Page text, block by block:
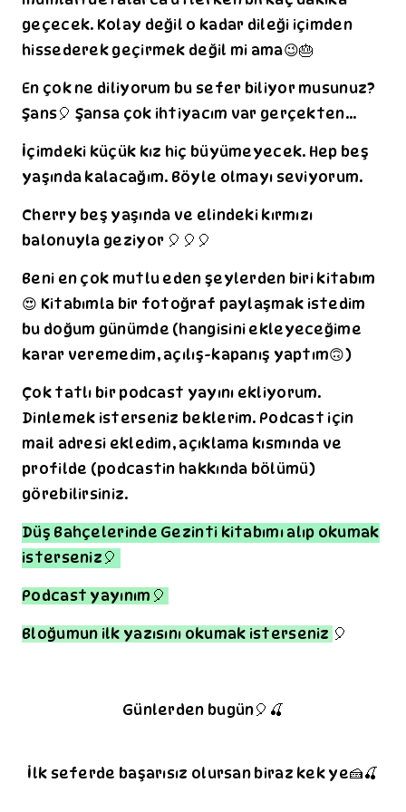
geçecek. Kolay değil o kadar dileği içimden
hissederek geçirmek değil mi ama😉🎂
En çok ne diliyorum bu sefer biliyor musunuz?
Şans🎈 Şansa çok ihtiyacım var gerçekten...
İçimdeki küçük kız hiç büyümeyecek. Hep beş
yaşında kalacağım. Böyle olmayı seviyorum.
Cherry beş yaşında ve elindeki kırmızı
balonuyla geziyor 🎈🎈🎈
Beni en çok mutlu eden şeylerden biri kitabım
😍 Kitabımla bir fotoğraf paylaşmak istedim
bu doğum günümde (hangisini ekleyeceğime
karar veremedim, açılış-kapanış yaptım🙃)
Çok tatlı bir podcast yayını ekliyorum.
Dinlemek isterseniz beklerim. Podcast için
mail adresi ekledim, açıklama kısmında ve
profilde (podcastin hakkında bölümü)
görebilirsiniz.
Düş Bahçelerinde Gezinti kitabımı alıp okumak
isterseniz🎈
Podcast yayınım🎈
Bloğumun ilk yazısını okumak isterseniz 🎈
Günlerden bugün🎈🍒
İlk seferde başarısız olursan biraz kek ye🍰🍒